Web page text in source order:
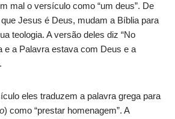
mal o versículo como “um deus”. De
Jesus é Deus, mudam a Bíblia para
teologia. A versão deles diz “No
e a Palavra estava com Deus e a
eles traduzem a palavra grega para
) como “prestar homenagem”. A